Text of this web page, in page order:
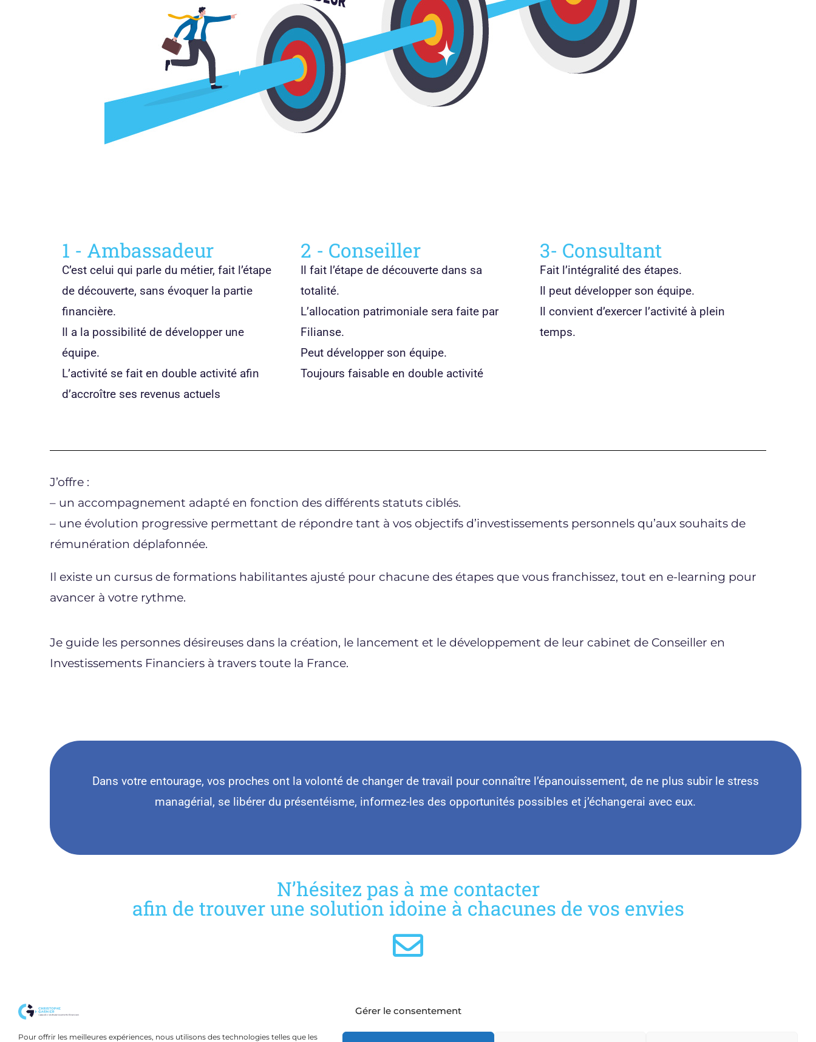
Gérer le consentement
Pour offrir les meilleures expériences, nous utilisons des technologies telles que les
1 - Ambassadeur
C’est celui qui parle du métier, fait l’étape
de découverte, sans évoquer la partie
financière.
Il a la possibilité de développer une
équipe.
L’activité se fait en double activité afin
d’accroître ses revenus actuels
2 - Conseiller
Il fait l’étape de découverte dans sa
totalité.
L’allocation patrimoniale sera faite par
Filianse.
Peut développer son équipe.
Toujours faisable en double activité
3- Consultant
Fait l’intégralité des étapes.
Il peut développer son équipe.
Il convient d’exercer l’activité à plein
temps.
J’offre :
– un accompagnement adapté en fonction des différents statuts ciblés.
– une évolution progressive permettant de répondre tant à vos objectifs d’investissements personnels qu’aux souhaits de
rémunération déplafonnée.
Il existe un cursus de formations habilitantes ajusté pour chacune des étapes que vous franchissez, tout en e-learning pour
avancer à votre rythme.
Je guide les personnes désireuses dans la création, le lancement et le développement de leur cabinet de Conseiller en
Investissements Financiers à travers toute la France.
Dans votre entourage, vos proches ont la volonté de changer de travail pour connaître l’épanouissement, de ne plus subir le stress
managérial, se libérer du présentéisme, informez-les des opportunités possibles et j’échangerai avec eux.
N’hésitez pas à me contacter
afin de trouver une solution idoine à chacunes de vos envies